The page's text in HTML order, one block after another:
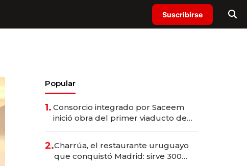
Suscribirse
Popular
1. Consorcio integrado por Saceem
inició obra del primer viaducto de
millones
2.Charrúa, el restaurante uruguayo
que conquistó Madrid: sirve 300